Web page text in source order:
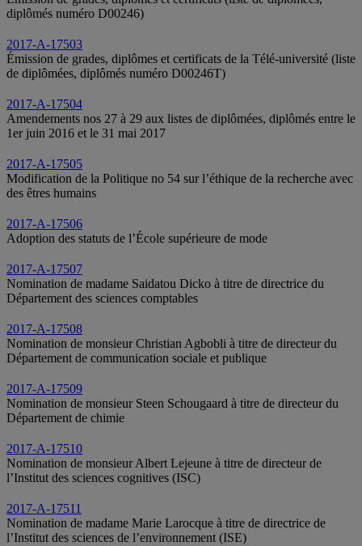
diplômés numéro D00246)
2017-A-17503
Émission de grades, diplômes et certificats de la Télé-université (liste
de diplômées, diplômés numéro D00246T)
2017-A-17504
Amendements nos 27 à 29 aux listes de diplômées, diplômés entre le
1er juin 2016 et le 31 mai 2017
2017-A-17505
Modification de la Politique no 54 sur l’éthique de la recherche avec
des êtres humains
2017-A-17506
Adoption des statuts de l’École supérieure de mode
2017-A-17507
Nomination de madame Saidatou Dicko à titre de directrice du
Département des sciences comptables
2017-A-17508
Nomination de monsieur Christian Agbobli à titre de directeur du
Département de communication sociale et publique
2017-A-17509
Nomination de monsieur Steen Schougaard à titre de directeur du
Département de chimie
2017-A-17510
Nomination de monsieur Albert Lejeune à titre de directeur de
l’Institut des sciences cognitives (ISC)
2017-A-17511
Nomination de madame Marie Larocque à titre de directrice de
l’Institut des sciences de l’environnement (ISE)